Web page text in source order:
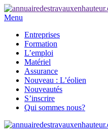
Menu
Entreprises
Formation
L’emploi
Matériel
Assurance
Nouveau : L’éolien
Nouveautés
S’inscrire
Qui sommes nous?